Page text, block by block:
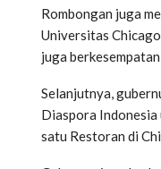
Rombongan juga
Universitas
juga
Selanjutnya,
Diaspora Indonesia
satu Restoran di